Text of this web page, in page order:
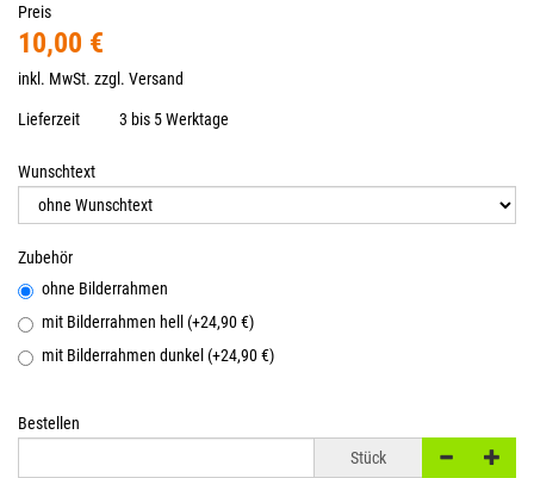
Preis
10,00 €
inkl. MwSt. zzgl. Versand
Lieferzeit 3 bis 5 Werktage
Wunschtext
Zubehör
ohne Bilderrahmen
mit Bilderrahmen hell (+24,90 €)
mit Bilderrahmen dunkel (+24,90 €)
Bestellen
Stück